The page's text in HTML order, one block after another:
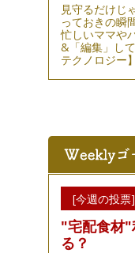
見守るだけじ
っておきの瞬
忙しいママや
&「編集」し
テクノロジー】
[今週の投票]
"宅配食材"
る？